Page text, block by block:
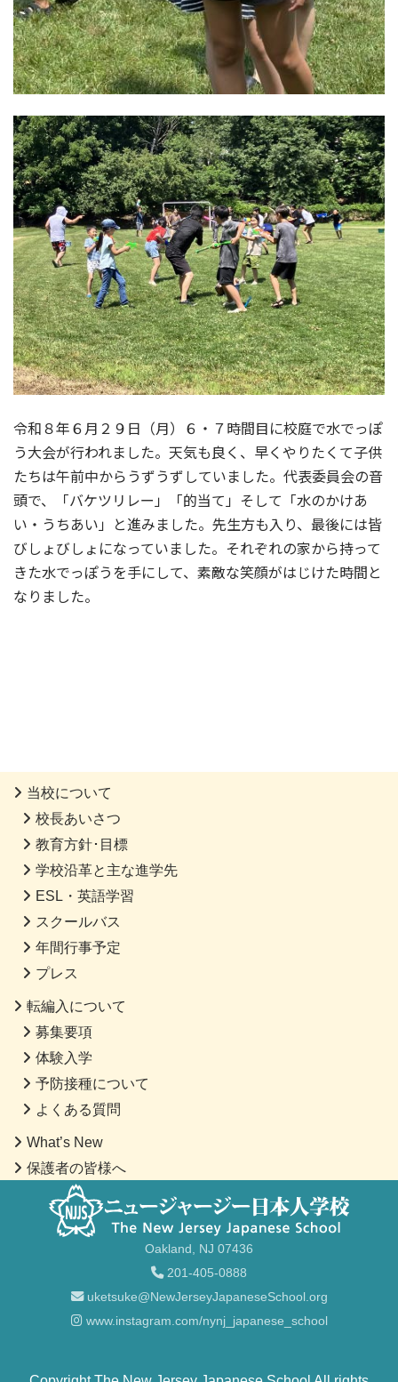
令和８年６月２９日（月）６・７時間目に校庭で水でっぽ
う大会が行われました。天気も良く、早くやりたくて子供
たちは午前中からうずうずしていました。代表委員会の音
頭で、「バケツリレー」「的当て」そして「水のかけあ
い・うちあい」と進みました。先生方も入り、最後には皆
びしょびしょになっていました。それぞれの家から持って
きた水でっぽうを手にして、素敵な笑顔がはじけた時間と
なりました。
当校について
校長あいさつ
教育方針･目標
学校沿革と主な進学先
ESL・英語学習
スクールバス
年間行事予定
プレス
転編入について
募集要項
体験入学
予防接種について
よくある質問
What’s New
保護者の皆様へ
Oakland, NJ 07436
201-405-0888
uketsuke@NewJerseyJapaneseSchool.org
www.instagram.com/nynj_japanese_school